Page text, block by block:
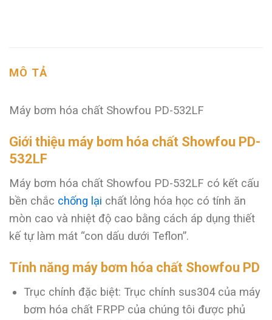
MÔ TẢ
Máy bơm hóa chất Showfou PD-532LF
Giới thiệu máy bơm hóa chất Showfou PD-
532LF
Máy bơm hóa chất Showfou PD-532LF có kết cấu
bền chắc chống lại chất lỏng hóa học có tính ăn
mòn cao và nhiệt độ cao bằng cách áp dụng thiết
kế tự làm mát “con dấu dưới Teflon”.
Tính năng máy bơm hóa chất Showfou PD
Trục chính đặc biệt: Trục chính sus304 của máy
bơm hóa chất FRPP của chúng tôi được phủ